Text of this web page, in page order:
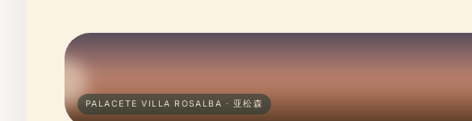
PALACETE VILLA ROSALBA · 亚松森